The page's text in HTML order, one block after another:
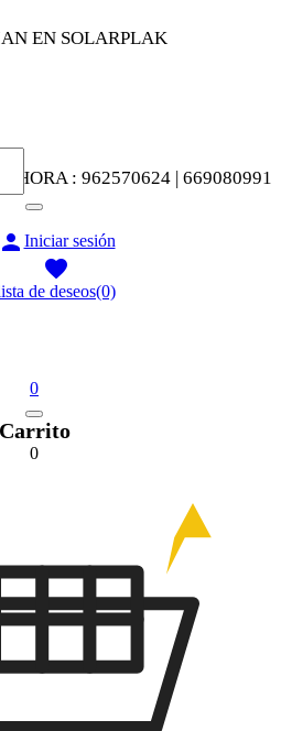
EN SOLARPLAK
: 962570624 | 669080991
Iniciar sesión

de deseos(0)
0
Carrito
0